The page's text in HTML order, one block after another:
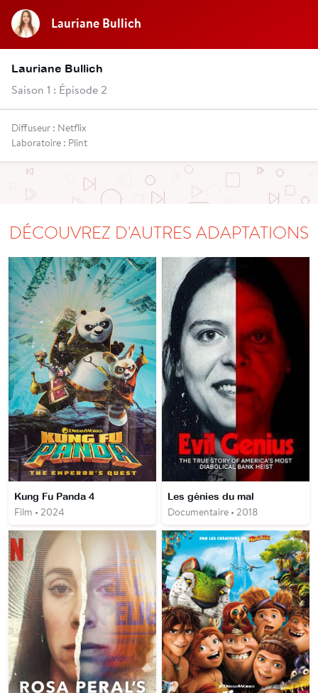
Lauriane Bullich
Lauriane Bullich
Saison 1 : Épisode 2
Diffuseur : Netflix
Laboratoire : Plint
DÉCOUVREZ D'AUTRES ADAPTATIONS
Kung Fu Panda 4
Film • 2024
Les génies du mal
Documentaire • 2018